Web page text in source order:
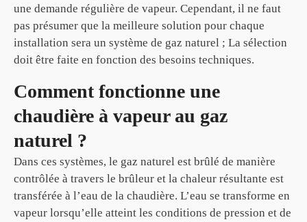
une demande régulière de vapeur. Cependant, il ne faut
pas présumer que la meilleure solution pour chaque
installation sera un système de gaz naturel ; La sélection
doit être faite en fonction des besoins techniques.
Comment fonctionne une
chaudière à vapeur au gaz
naturel ?
Dans ces systèmes, le gaz naturel est brûlé de manière
contrôlée à travers le brûleur et la chaleur résultante est
transférée à l’eau de la chaudière. L’eau se transforme en
vapeur lorsqu’elle atteint les conditions de pression et de